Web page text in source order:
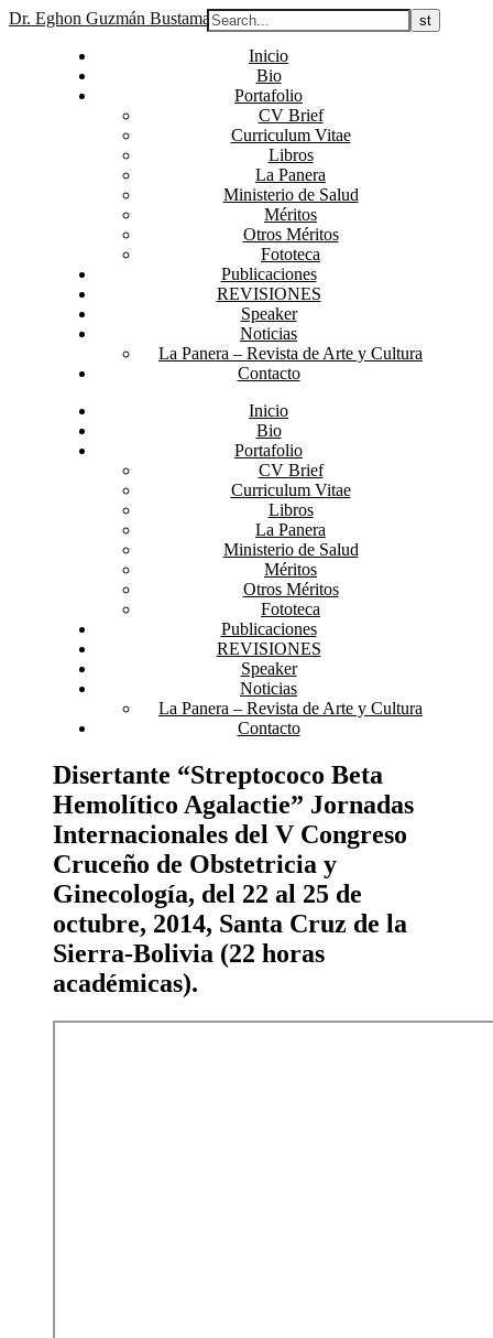
Dr. Eghon Guzmán Bustamante
Inicio
Bio
Portafolio
CV Brief
Curriculum Vitae
Libros
La Panera
Ministerio de Salud
Méritos
Otros Méritos
Fototeca
Publicaciones
REVISIONES
Speaker
Noticias
La Panera – Revista de Arte y Cultura
Contacto
Inicio
Bio
Portafolio
CV Brief
Curriculum Vitae
Libros
La Panera
Ministerio de Salud
Méritos
Otros Méritos
Fototeca
Publicaciones
REVISIONES
Speaker
Noticias
La Panera – Revista de Arte y Cultura
Contacto
Disertante “Streptococo Beta
Hemolítico Agalactie” Jornadas
Internacionales del V Congreso
Cruceño de Obstetricia y
Ginecología, del 22 al 25 de
octubre, 2014, Santa Cruz de la
Sierra-Bolivia (22 horas
académicas).